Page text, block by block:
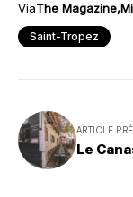
ViaThe Magazine
Saint-Tropez
ARTICLE
Le